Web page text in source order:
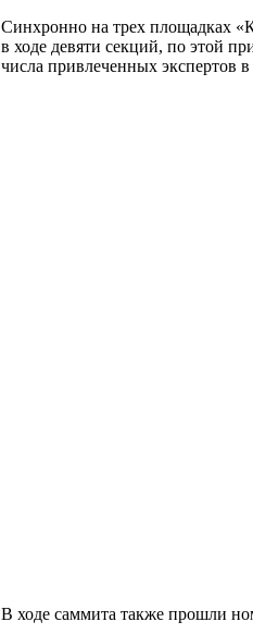
Синхронно на трех площадках
в ходе девяти секций, по этой
числа привлеченных экспертов
В ходе саммита также прошли